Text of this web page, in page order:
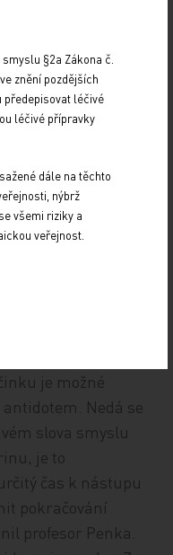
toho, že stav
profesor Penka.
dostupný test
čas. Zde jsou
pacienta k
i v
v závislosti
clearance.
je možné
Nedá se
slova smyslu
je to
čas k nástupu
pokračování
profesor Penka.
§2a Zákona č.
znění pozdějších
předepisovat léčivé
léčivé přípravky
dále na těchto
nýbrž
všemi riziky a
veřejnost.